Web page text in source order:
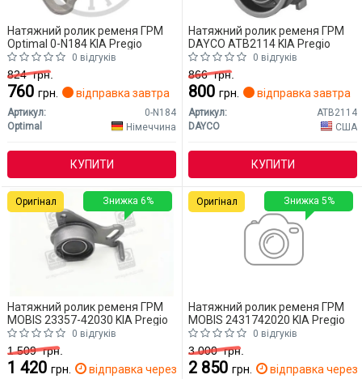
Натяжний ролик ременя ГРМ
Optimal 0-N184 KIA Pregio
0 відгуків
824грн.
760 грн. відправка завтра
Артикул:
0-N184
Optimal
Німеччина
КУПИТИ
Натяжний ролик ременя ГРМ
DAYCO ATB2114 KIA Pregio
0 відгуків
866грн.
800 грн. відправка завтра
Артикул:
ATB2114
DAYCO
США
КУПИТИ
Натяжний ролик ременя ГРМ
MOBIS 23357-42030 KIA Pregio
0 відгуків
1 509грн.
1 420 грн. відправка через 2 дн.
Знижка 6%
Оригінал
Натяжний ролик ременя ГРМ
MOBIS 2431742020 KIA Pregio
0 відгуків
3 000грн.
2 850 грн. відправка через
Знижка 5%
Оригінал